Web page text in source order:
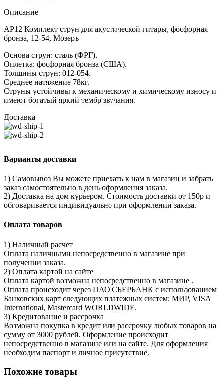
Описание
AP12 Комплект струн для акустической гитары, фосфорная
бронза, 12-54, Мозеръ
Основа струн: сталь (ФРГ).
Оплетка: фосфорная бронза (США).
Толщины струн: 012-054.
Среднее натяжение 78кг.
Струны устойчивы к механическому и химическому износу и
имеют богатый яркий тембр звучания.
Доставка
Варианты доставки
1) Самовывоз Вы можете приехать к нам в магазин и забрать
заказ самостоятельно в день оформления заказа.
2) Доставка на дом курьером. Стоимость доставки от 150р и
обговаривается индивидуально при оформлении заказа.
Оплата товаров
1) Наличный расчет
Оплата наличными непосредственно в магазине при
получении заказа.
2) Оплата картой на сайте
Оплата картой возможна непосредственно в магазине .
Оплата происходит через ПАО СБЕРБАНК с использованием
Банковских карт следующих платежных систем: МИР, VISA
International, Mastercard WORLDWIDE.
3) Кредитование и рассрочка
Возможна покупка в кредит или рассрочку любых товаров на
сумму от 3000 рублей. Оформление происходит
непосредственно в магазине или на сайте. Для оформления
необходим паспорт и личное присутствие.
Похожие товары